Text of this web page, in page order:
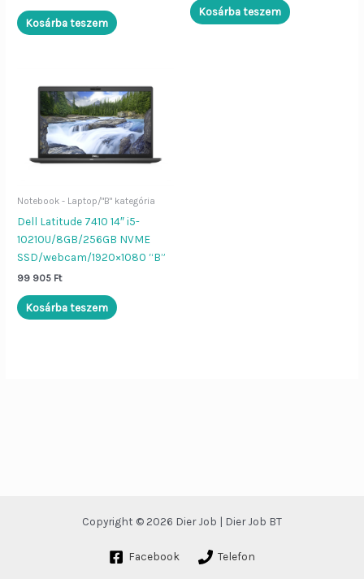
Kosárba teszem
Kosárba teszem
Notebook - Laptop/"B" kategória
Dell Latitude 7410 14″ i5-
10210U/8GB/256GB NVME
SSD/webcam/1920×1080 “B”
99 905 Ft
Kosárba teszem
Copyright © 2026 Dier Job | Dier Job BT
Facebook Telefon
Dier Job asszisztens
„Lenovo L570”), vagy kérdezd:
„Nyitvatartás”, „ÁSZF”, „Adatvédelem”.